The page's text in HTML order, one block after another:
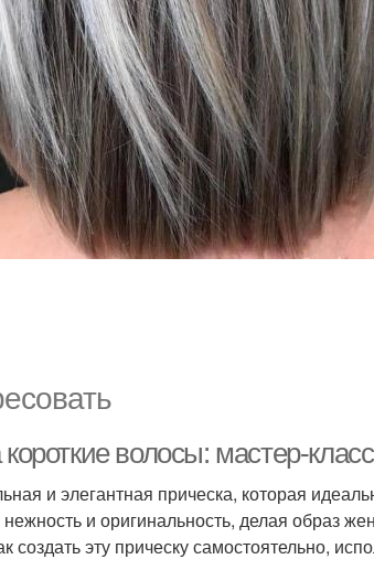
волосы: мастер-
и элегантная прическа, которая
и оригинальность, делая образ
создать эту прическу самостоятельно,